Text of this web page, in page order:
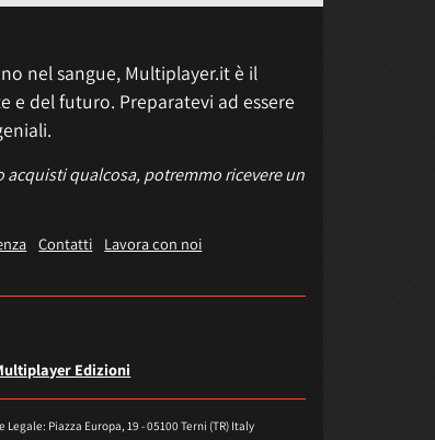
nel sangue, Multiplayer.it è il
del futuro. Preparatevi ad essere
qualcosa, potremmo ricevere un
Contatti
Lavora con noi
Edizioni
Piazza Europa, 19 - 05100 Terni (TR) Italy